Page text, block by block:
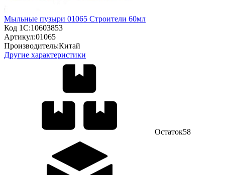
Мыльные пузыри 01065 Строители 60мл
Код 1С:10603853
Артикул:01065
Производитель:Китай
Другие характеристики
Остаток58